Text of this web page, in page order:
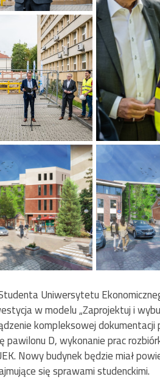
Uniwersytetu
w modelu „Zaprojektuj i
kompleksowej
D, wykonanie prac
Nowy budynek będzie miał
się sprawami studenckimi.